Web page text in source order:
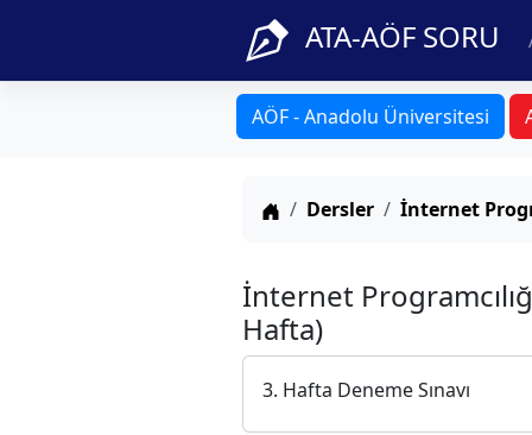
ATA-AÖF SORU
AÖF - Anadolu Üniversitesi
Anasayfa
Dersler İnternet
İnternet
Hafta)
3. Hafta Deneme Sınavı